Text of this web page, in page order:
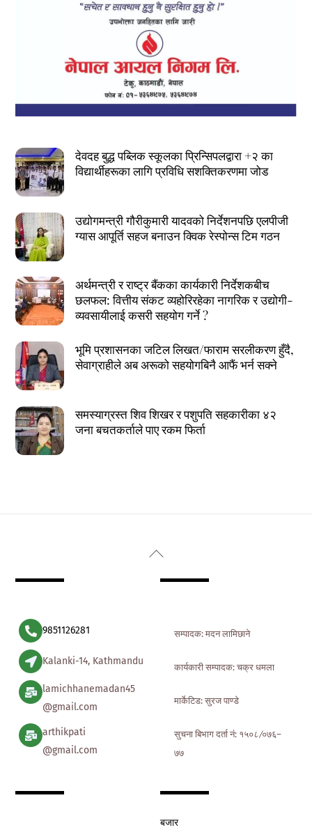
देवदह बुद्ध पब्लिक स्कूलका प्रिन्सिपलद्वारा +२ का
विद्यार्थीहरूका लागि प्रविधि सशक्तिकरणमा जोड
उद्योगमन्त्री गौरीकुमारी यादवको निर्देशनपछि एलपीजी
ग्यास आपूर्ति सहज बनाउन क्विक रेस्पोन्स टिम गठन
अर्थमन्त्री र राष्ट्र बैंकका कार्यकारी निर्देशकबीच
छलफल: वित्तीय संकट व्यहोरिरहेका नागरिक र उद्योगी-
व्यवसायीलाई कसरी सहयोग गर्ने ?
भूमि प्रशासनका जटिल लिखत/फाराम सरलीकरण हुँदै,
सेवाग्राहीले अब अरूको सहयोगबिनै आफैं भर्न सक्ने
समस्याग्रस्त शिव शिखर र पशुपति सहकारीका ४२
जना बचतकर्ताले पाए रकम फिर्ता
Back
9851126281
Kalanki-14, Kathmandu
lamichhanemadan45
@gmail.com
arthikpati
@gmail.com
सम्पादक: मदन लामिछाने
कार्यकारी सम्पादक: चक्र धमला
मार्केटिड: सुरज पाण्डे
सुचना बिभाग दर्ता नं: १५०८ ∕०७६–
७७
बजार